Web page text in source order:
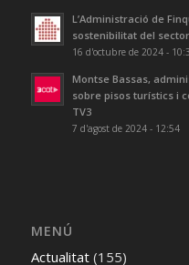
L’Administració de
sostenibilitat del
16 d'octubre de 2024 -
Montse Bassas,
sobre pisos turístics i
TV3
7 d'agost de 2024 - 12:54
MENÚ
Actualitat(155)